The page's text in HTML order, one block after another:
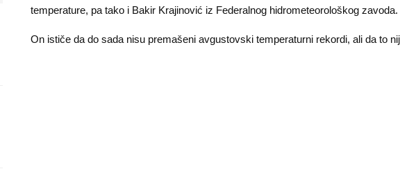
temperature, pa tako i Bakir Krajinović iz Federalnog hidrometeorološkog zavoda.
On ističe da do sada nisu premašeni avgustovski temperaturni rekordi, ali da to